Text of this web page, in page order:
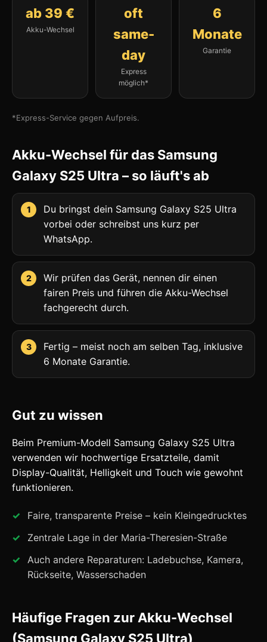
ab 39 €
Akku-Wechsel
oft
same-
day
Express
möglich*
6
Monate
Garantie
*Express-Service gegen Aufpreis.
Akku-Wechsel für das Samsung
Galaxy S25 Ultra – so läuft's ab
Du bringst dein Samsung Galaxy S25 Ultra
vorbei oder schreibst uns kurz per
WhatsApp.
Wir prüfen das Gerät, nennen dir einen
fairen Preis und führen die Akku-Wechsel
fachgerecht durch.
Fertig – meist noch am selben Tag, inklusive
6 Monate Garantie.
Gut zu wissen
Beim Premium-Modell Samsung Galaxy S25 Ultra
verwenden wir hochwertige Ersatzteile, damit
Display-Qualität, Helligkeit und Touch wie gewohnt
funktionieren.
Faire, transparente Preise – kein Kleingedrucktes
Zentrale Lage in der Maria-Theresien-Straße
Auch andere Reparaturen: Ladebuchse, Kamera,
Rückseite, Wasserschaden
Häufige Fragen zur Akku-Wechsel
(Samsung Galaxy S25 Ultra)